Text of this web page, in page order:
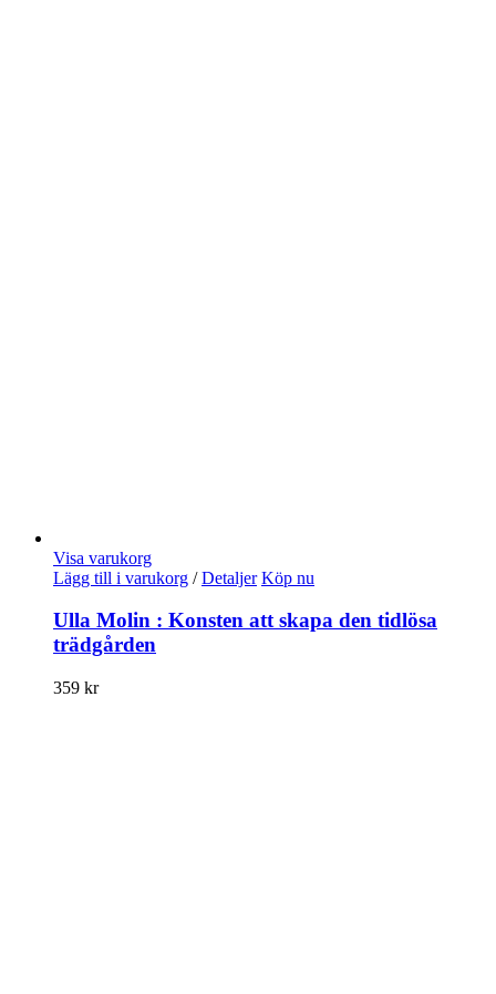
Visa varukorg
Lägg till i varukorg / Detaljer Köp nu
Ulla Molin : Konsten att skapa den tidlösa
trädgården
359 kr